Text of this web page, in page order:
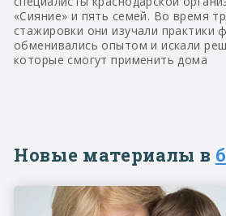
«Сияние» и пять семей. Во время
стажировки они изучали практики
обменивались опытом и искали
которые смогут применить дома
Новые материалы в